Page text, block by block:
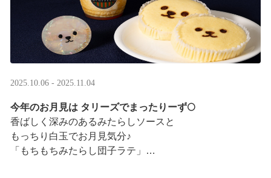
2025.10.06 - 2025.11.04
今年のお月見は タリーズでまったりーず🌕
香ばしく深みのあるみたらしソースと
もっちり白玉でお月見気分♪
「もちもちみたらし団子ラテ」